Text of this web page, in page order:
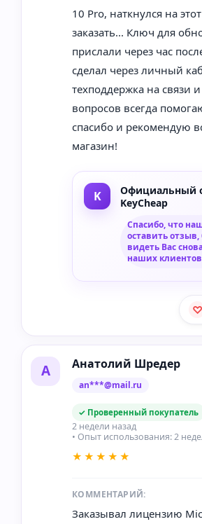
10 Pro, наткнулся на
заказать... Ключ для
прислали через час
сделал через личный
техподдержка на связи
вопросов всегда
спасибо и рекомендую
магазин!
Официальный
KeyCheap
Спасибо, что
оставить
видеть Вас
наших
А Анатолий Шредер
an***@mail.ru
✓ Проверенный покупатель
2 недели назад
• Опыт использования: 2
★★★★★
КОММЕНТАРИЙ:
Заказывал лицензию